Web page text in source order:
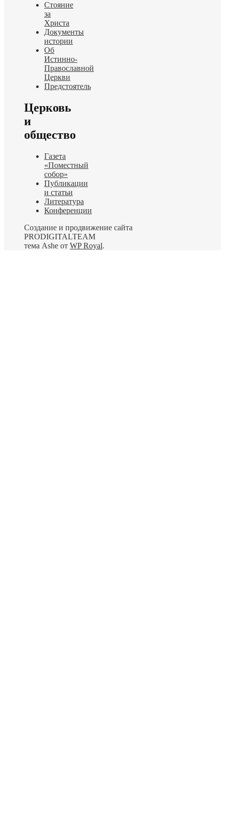
Стояние
за
Христа
Документы
истории
Об
Истинно-
Православной
Церкви
Предстоятель
Церковь
и
общество
Газета
«Поместный
собор»
Публикации
и статьи
Литература
Конференции
Создание и продвижение сайта
PRODIGITALTEAM
тема Ashe от WP Royal.